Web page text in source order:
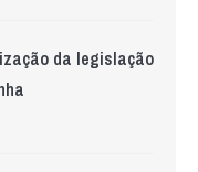
da legislação